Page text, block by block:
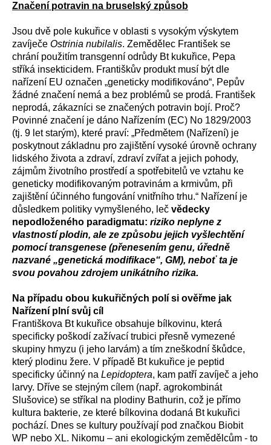
Značení potravin na bruselský způsob
Jsou dvě pole kukuřice v oblasti s vysokým výskytem
zavíječe Ostrinia nubilalis. Zemědělec František se
chrání použitím transgenní odrůdy Bt kukuřice, Pepa
stříká insekticidem. Františkův produkt musí být dle
nařízení EU označen „geneticky modifikováno“, Pepův
žádné značení nemá a bez problémů se prodá. František
neprodá, zákazníci se značených potravin bojí. Proč?
Povinné značení je dáno Nařízením (EC) No 1829/2003
(tj. 9 let starým), které praví: „Předmětem (Nařízení) je
poskytnout základnu pro zajištění vysoké úrovně ochrany
lidského života a zdraví, zdraví zvířat a jejich pohody,
zájmům životního prostředí a spotřebitelů ve vztahu ke
geneticky modifikovaným potravinám a krmivům, při
zajištění účinného fungování vnitřního trhu.“ Nařízení je
důsledkem politiky vymyšleného, leč vědecky
nepodloženého paradigmatu: riziko neplyne z
vlastností plodin, ale ze způsobu jejich vyšlechtění
pomocí transgenese (přenesením genu, úředně
nazvané „genetická modifikace“, GM), neboť ta je
svou povahou zdrojem unikátního rizika.
Na případu obou kukuřičných polí si ověřme jak
Nařízení plní svůj cíl
Františkova Bt kukuřice obsahuje bílkovinu, která
specificky poškodí zažívací trubici přesně vymezené
skupiny hmyzu (i jeho larvám) a tím zneškodní škůdce,
který plodinu žere. V případě Bt kukuřice je peptid
specificky účinný na Lepidoptera, kam patří zavíječ a jeho
larvy. Dříve se stejným cílem (např. agrokombinát
Slušovice) se stříkal na plodiny Bathurin, což je přímo
kultura bakterie, ze které bílkovina dodaná Bt kukuřici
pochází. Dnes se kultury používají pod značkou Biobit
WP nebo XL. Nikomu – ani ekologickým zemědělcům - to